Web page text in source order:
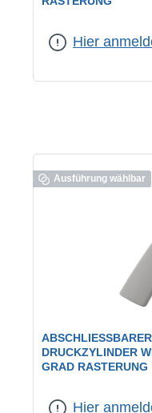
Hier
Ausführung wählbar
ABSCHLIESSBARER
RUCKZYLINDER
AD RASTERUNG
Hier